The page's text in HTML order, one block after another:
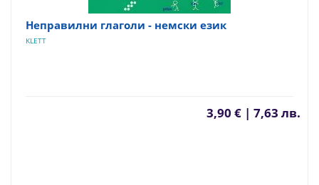
Неправилни глаголи - немски език
KLETT
3,90 € | 7,63 лв.